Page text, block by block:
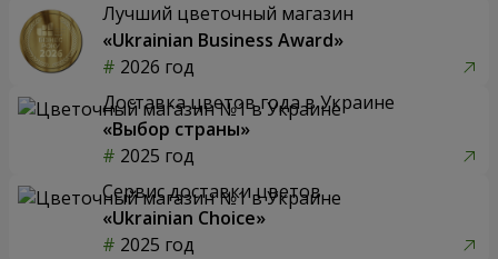
Лучший цветочный магазин
«Ukrainian Business Award»
2026 год
Доставка цветов года в Украине
«Выбор страны»
2025 год
Сервис доставки цветов
«Ukrainian Choice»
2025 год